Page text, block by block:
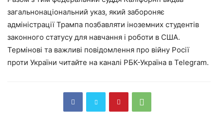
загальнонаціональний указ, який забороняє
адміністрації Трампа позбавляти іноземних студентів
законного статусу для навчання і роботи в США.
Термінові та важливі повідомлення про війну Росії
проти України читайте на каналі РБК-Україна в Telegram.